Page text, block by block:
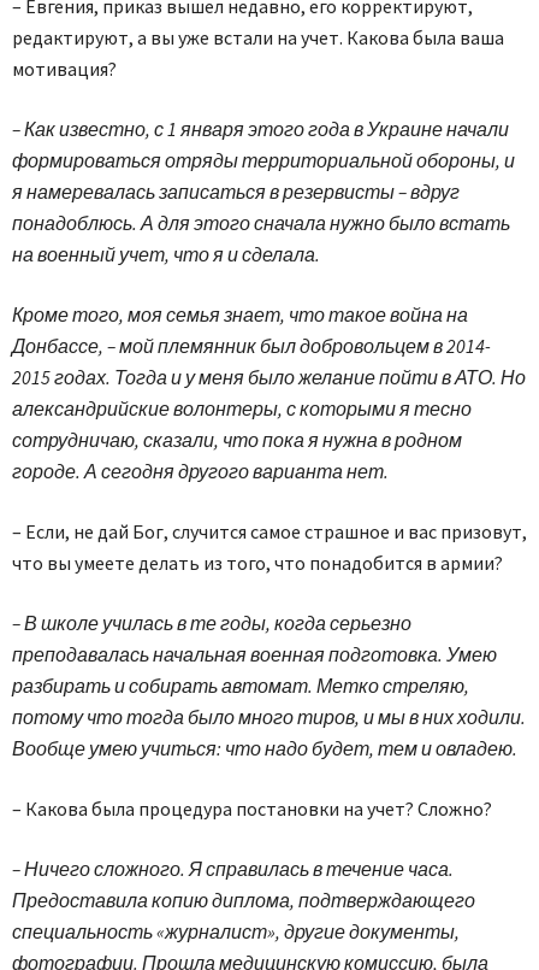
– Евгения, приказ вышел недавно, его корректируют,
редактируют, а вы уже встали на учет. Какова была ваша
мотивация?
– Как известно, с 1 января этого года в Украине начали
формироваться отряды территориальной обороны, и
я намеревалась записаться в резервисты – вдруг
понадоблюсь. А для этого сначала нужно было встать
на военный учет, что я и сделала.
Кроме того, моя семья знает, что такое война на
Донбассе, – мой племянник был добровольцем в 2014-
2015 годах. Тогда и у меня было желание пойти в АТО. Но
александрийские волонтеры, с которыми я тесно
сотрудничаю, сказали, что пока я нужна в родном
городе. А сегодня другого варианта нет.
– Если, не дай Бог, случится самое страшное и вас призовут,
что вы умеете делать из того, что понадобится в армии?
– В школе училась в те годы, когда серьезно
преподавалась начальная военная подготовка. Умею
разбирать и собирать автомат. Метко стреляю,
потому что тогда было много тиров, и мы в них ходили.
Вообще умею учиться: что надо будет, тем и овладею.
– Какова была процедура постановки на учет? Сложно?
– Ничего сложного. Я справилась в течение часа.
Предоставила копию диплома, подтверждающего
специальность «журналист», другие документы,
фотографии. Прошла медицинскую комиссию, была